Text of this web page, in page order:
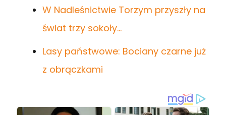
W Nadleśnictwie Torzym przyszły na
świat trzy sokoły…
Lasy państwowe: Bociany czarne już
z obrączkami